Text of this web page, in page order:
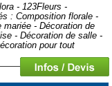
- 123Fleurs -
: Composition florale -
mariée - Décoration de
- Décoration de salle -
pour tout